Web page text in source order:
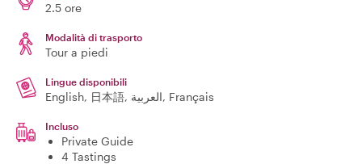
2.5 ore
Modalità di trasporto
Tour a piedi
Lingue disponibili
English, 日本語, العربية, Français
Incluso
Private Guide
4 Tastings